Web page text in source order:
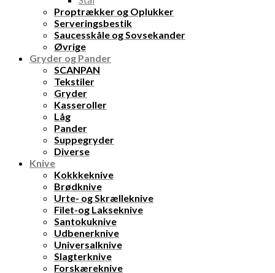
Proptrækker og Oplukker
Serveringsbestik
Saucesskåle og Sovsekander
Øvrige
Gryder og Pander
SCANPAN
Tekstiler
Gryder
Kasseroller
Låg
Pander
Suppegryder
Diverse
Knive
Kokkkeknive
Brødknive
Urte- og Skrælleknive
Filet-og Lakseknive
Santokuknive
Udbenerknive
Universalknive
Slagterknive
Forskæreknive